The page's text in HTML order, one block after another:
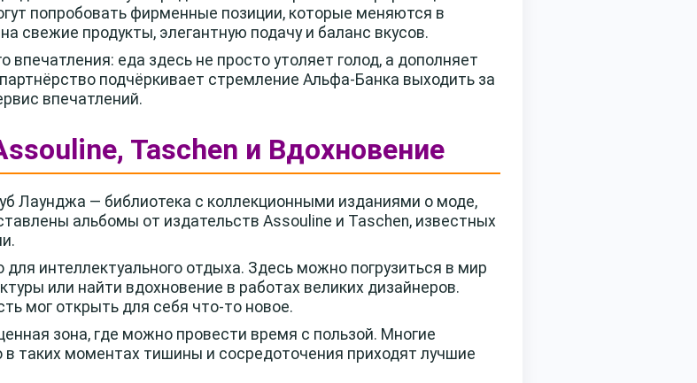
попробовать фирменные позиции, которые меняются в
свежие продукты, элегантную подачу и баланс вкусов.
еда здесь не просто утоляет голод, а дополняет
подчёркивает стремление Альфа-Банка выходить за
впечатлений.
Taschen и Вдохновение
Лаунджа — библиотека с коллекционными изданиями о моде,
альбомы от издательств Assouline и Taschen, известных
интеллектуального отдыха. Здесь можно погрузиться в мир
или найти вдохновение в работах великих дизайнеров.
мог открыть для себя что-то новое.
зона, где можно провести время с пользой. Многие
таких моментах тишины и сосредоточения приходят лучшие